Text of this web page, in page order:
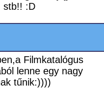
stb!! :D
Filmkatalógus
lenne egy nagy
tűnik:))))